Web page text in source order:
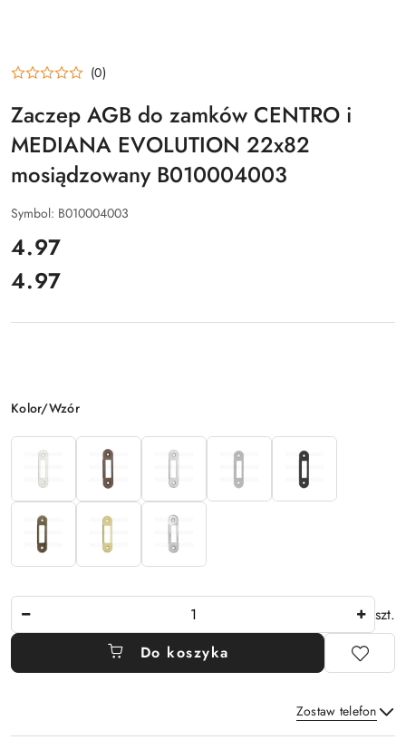
(0)
Zaczep AGB do zamków CENTRO i
MEDIANA EVOLUTION 22x82
mosiądzowany B010004003
Symbol: B010004003
cena:
4.97
Cena:
4.97
Wariant
Kolor/Wzór
szt.
Do koszyka
Zostaw telefon